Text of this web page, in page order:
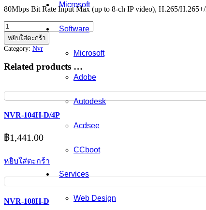
Microsoft
Software
Microsoft
Adobe
Autodesk
Acdsee
CCboot
Services
Web Design
80Mbps Bit Rate Input Max (up to 8-ch IP video), H.265/
จำนวน
NVR-
208MH-
C/8P
ชิ้น
หยิบใส่ตะกร้า
Category: Nvr
Related products …
NVR-104H-D/4P
฿1,441.00
หยิบใส่ตะกร้า
NVR-108H-D